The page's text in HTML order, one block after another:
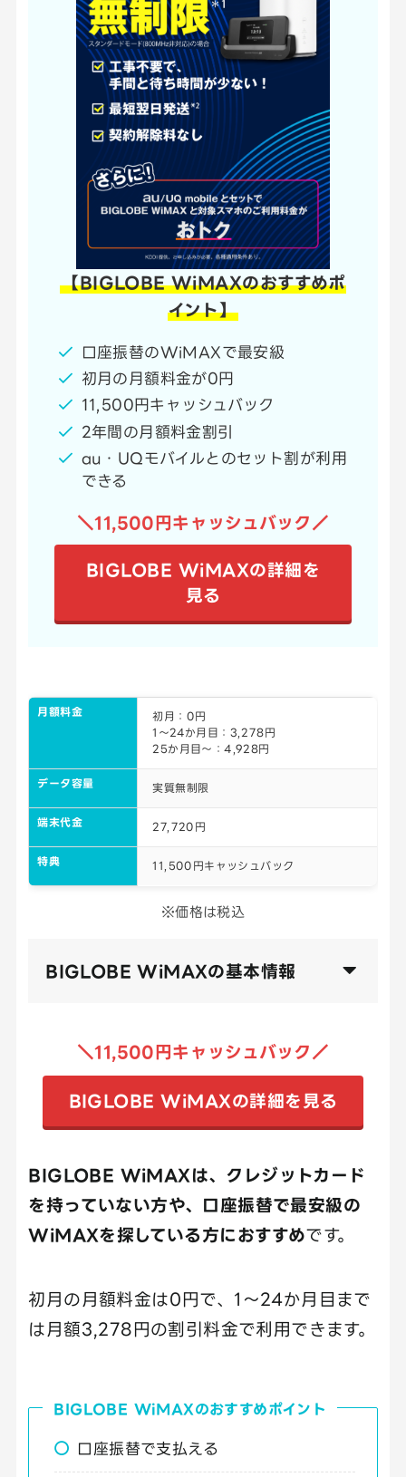
【BIGLOBE WiMAXのおすすめポ
イント】
口座振替のWiMAXで最安級
初月の月額料金が0円
11,500円キャッシュバック
2年間の月額料金割引
au・UQモバイルとのセット割が利用
できる
＼11,500円キャッシュバック／
BIGLOBE WiMAXの詳細を
見る
月額料金
初月：0円
1～24か月目：3,278円
25か月目～：4,928円
データ容量 実質無制限
端末代金 27,720円
特典 11,500円キャッシュバック
※価格は税込
BIGLOBE WiMAXの基本情報
＼11,500円キャッシュバック／
BIGLOBE WiMAXの詳細を見る
BIGLOBE WiMAXは、クレジットカード
を持っていない方や、口座振替で最安級の
WiMAXを探している方におすすめです。
初月の月額料金は0円で、1～24か月目まで
は月額3,278円の割引料金で利用できます。
BIGLOBE WiMAXのおすすめポイント
口座振替で支払える